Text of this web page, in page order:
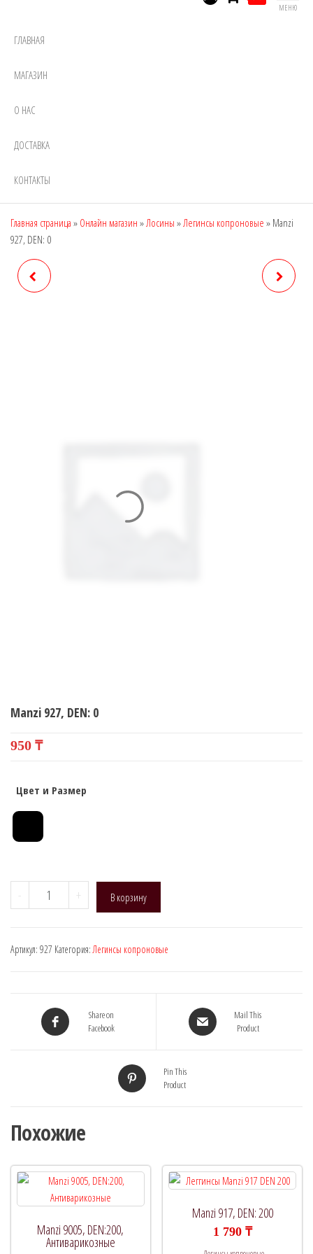
МЕНЮ
ГЛАВНАЯ
МАГАЗИН
О НАС
ДОСТАВКА
КОНТАКТЫ
Главная страница » Онлайн магазин » Лосины » Легинсы копроновые » Manzi
927, DEN: 0
Manzi 927, DEN: 0
950 ₸
Цвет и Размер
-
Количество
товара
DEN:
+ В корзину
Артикул: 927 Категория: Легинсы копроновые
Share on
Facebook
Mail This
Product
Pin This
Product
Похожие
Manzi 9005, DEN:200,
Антиварикозные
Manzi 917, DEN: 200
1 790 ₸